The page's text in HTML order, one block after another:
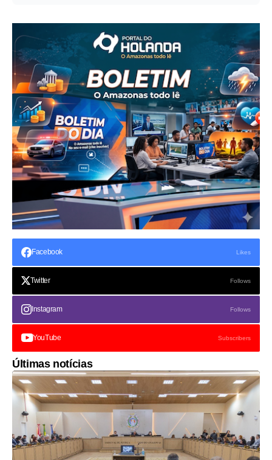
Facebook Likes
Twitter Follows
Instagram Follows
YouTube Subscribers
Últimas notícias